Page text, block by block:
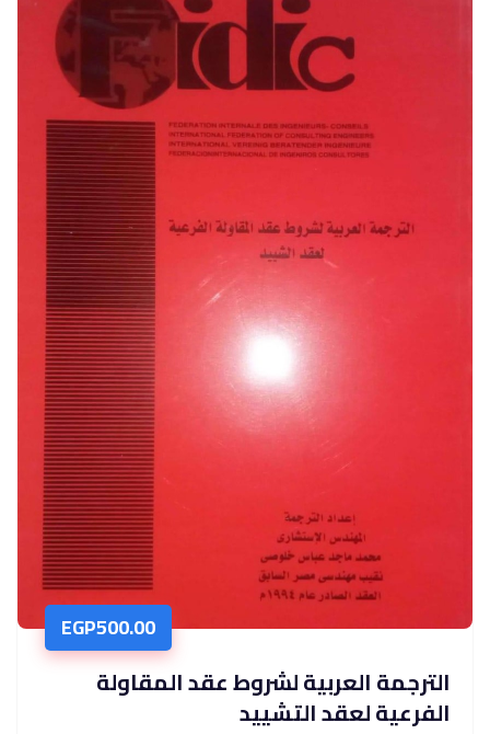
EGP500.00
الترجمة العربية لشروط عقد المقاولة
الفرعية لعقد التشييد